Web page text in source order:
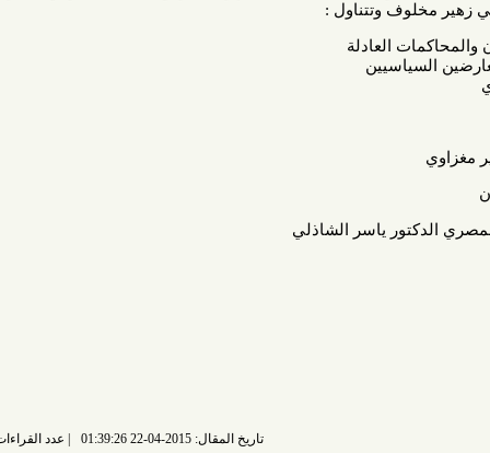
وتتناول :
العادلة
ياسر الشاذلي
عدد القراءات: 6789 قراءة |